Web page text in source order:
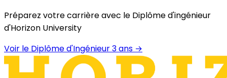
Préparez votre carrière avec le Diplôme d'ingénieur
d'Horizon University
Voir le Diplôme d'Ingénieur 3 ans →